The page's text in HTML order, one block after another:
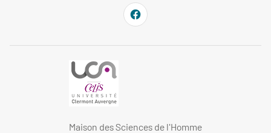
Maison des Sciences de l'Homme